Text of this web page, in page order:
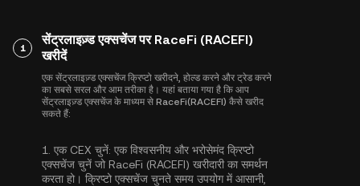
1
सेंट्रलाइज़्ड एक्सचेंज पर RaceFi (RACEFI)
खरीदें
एक सेंट्रलाइज़्ड एक्सचेंज क्रिप्टो खरीदने, होल्ड करने और ट्रेड करने
का सबसे सरल और आम तरीका है। यहां बताया गया है कि आप
सेंट्रलाइज़्ड एक्सचेंज के माध्यम से RaceFi(RACEFI) कैसे खरीद
सकते हैं:
1. एक CEX चुनें: एक विश्वसनीय और भरोसेमंद क्रिप्टो
एक्सचेंज चुनें जो RaceFi (RACEFI) खरीदारी का समर्थन
करता हो। क्रिप्टो एक्सचेंज चुनते समय उपयोग में आसानी,